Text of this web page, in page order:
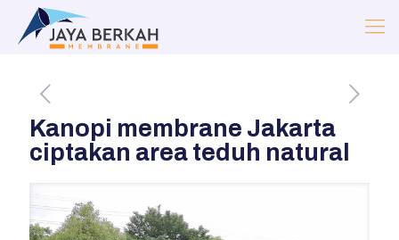
Kanopi membrane Jakarta
ciptakan area teduh natural